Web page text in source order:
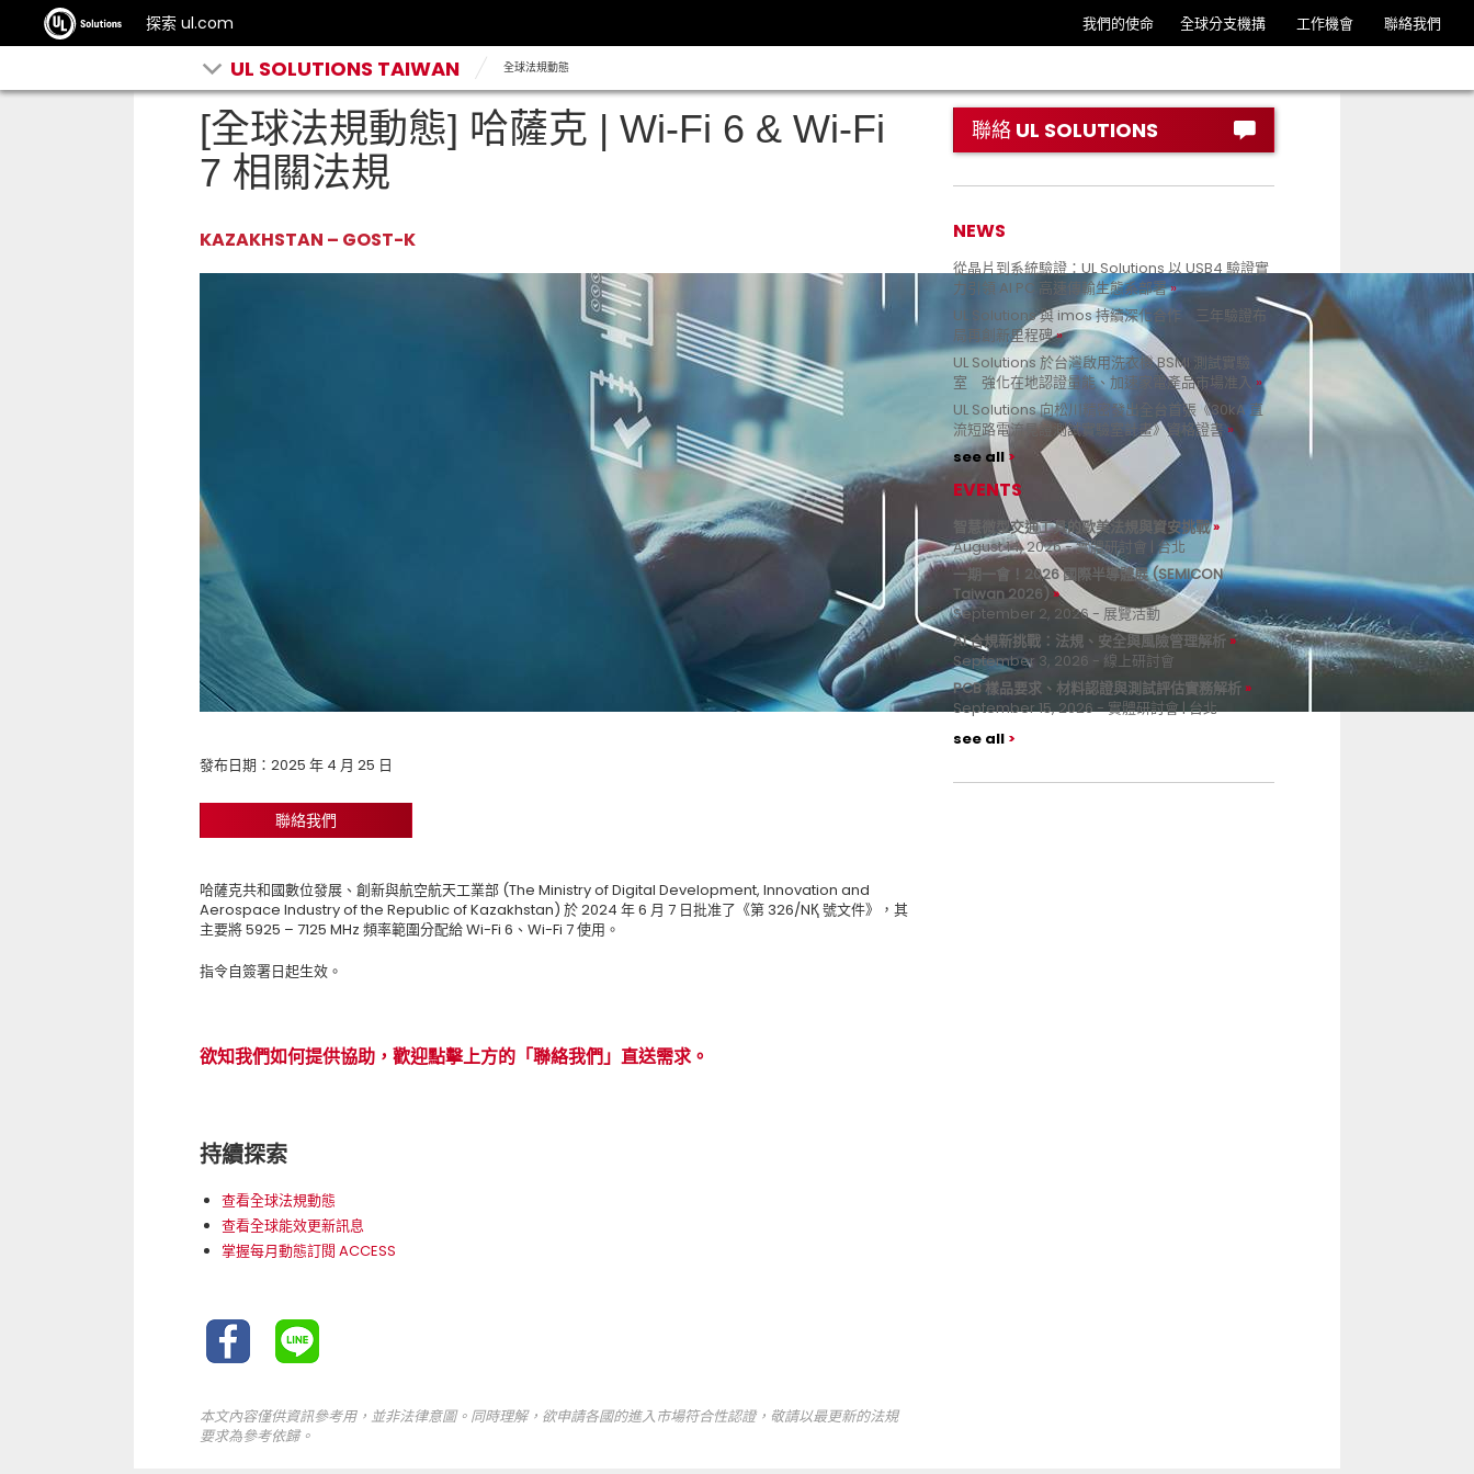
探索 ul.com 我們的使命 全球分支機搆 工作機會 聯絡我們
UL SOLUTIONS TAIWAN 全球法規動態
[全球法規動態] 哈薩克 | Wi-Fi 6 & Wi-Fi
7 相關法規
KAZAKHSTAN – GOST-K
發布日期：2025 年 4 月 25 日
聯絡我們
哈薩克共和國數位發展、創新與航空航天工業部 (The Ministry of Digital Development, Innovation and
Aerospace Industry of the Republic of Kazakhstan) 於 2024 年 6 月 7 日批准了《第 326/NҚ 號文件》，其
主要將 5925 – 7125 MHz 頻率範圍分配給 Wi-Fi 6、Wi-Fi 7 使用。
指令自簽署日起生效。
欲知我們如何提供協助，歡迎點擊上方的「聯絡我們」直送需求。
持續探索
查看全球法規動態
查看全球能效更新訊息
掌握每月動態訂閱 ACCESS
本文內容僅供資訊參考用，並非法律意圖。同時理解，欲申請各國的進入市場符合性認證，敬請以最更新的法規
要求為參考依歸。
聯絡 UL SOLUTIONS
NEWS
從晶片到系統驗證：UL Solutions 以 USB4 驗證實
力引領 AI PC 高速傳輸生態系部署
UL Solutions 與 imos 持續深化合作 三年驗證布
局再創新里程碑
UL Solutions 於台灣啟用洗衣機 BSMI 測試實驗
室 強化在地認證量能、加速家電產品市場准入
UL Solutions 向松川精密發出全台首張《30kA 直
流短路電流見證測試實驗室計畫》資格證書
see all
EVENTS
智慧微型交通工具的歐美法規與資安挑戰
August 14, 2026 - 實體研討會 | 台北
一期一會！2026 國際半導體展 (SEMICON
Taiwan 2026)
September 2, 2026 - 展覽活動
AI 合規新挑戰：法規、安全與風險管理解析
September 3, 2026 - 線上研討會
PCB 樣品要求、材料認證與測試評估實務解析
September 15, 2026 - 實體研討會 | 台北
see all